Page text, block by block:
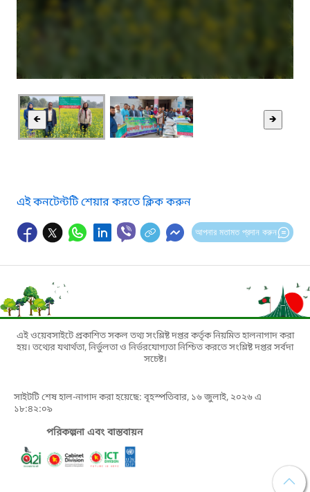
🡸 🡺
এই কনটেন্টটি শেয়ার করতে ক্লিক করুন
আপনার মতামত প্রদান করুন
এই ওয়েবসাইটে প্রকাশিত সকল তথ্য সংশ্লিষ্ট দপ্তর কর্তৃক নিয়মিত হালনাগাদ করা
হয়। তথ্যের যথার্থতা, নির্ভুলতা ও নির্ভরযোগ্যতা নিশ্চিত করতে সংশ্লিষ্ট দপ্তর সর্বদা
সচেষ্ট।
সাইটটি শেষ হাল-নাগাদ করা হয়েছে: বৃহস্পতিবার, ১৬ জুলাই, ২০২৬ এ
১৮:৪২:০৯
পরিকল্পনা এবং বাস্তবায়ন